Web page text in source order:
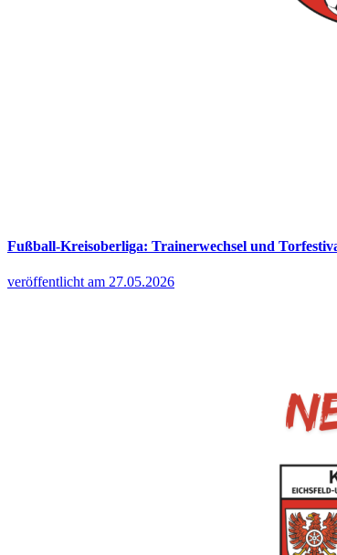
Fußball-Kreisoberliga: Trainerwechsel und
veröffentlicht am 27.05.2026